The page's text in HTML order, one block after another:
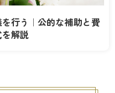
行う｜公的な補助と費
解説